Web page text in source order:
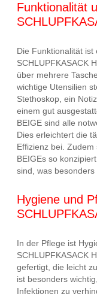
Funktionalität
Die Funktionalität ist
SCHLUPFKASACK
über mehrere
wichtige Utensilien
Stethoskop, ein
einem gut
BEIGE sind alle
Dies erleichtert die
Effizienz bei. Zudem
BEIGEs so
sind, was besonders
Hygiene und
In der Pflege ist
SCHLUPFKASACK
gefertigt, die leicht
ist besonders
Infektionen zu